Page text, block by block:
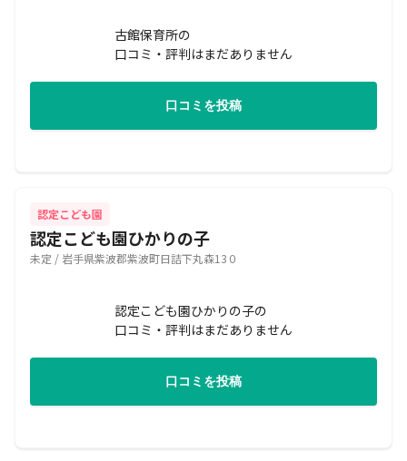
古館保育所の
口コミ・評判はまだありません
口コミを投稿
認定こども園
認定こども園ひかりの子
未定 / 岩手県紫波郡紫波町日詰下丸森13０
認定こども園ひかりの子の
口コミ・評判はまだありません
口コミを投稿